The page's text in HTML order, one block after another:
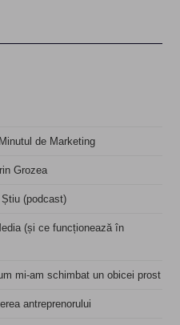
de Marketing
Grozea
(podcast)
(și ce funcționează în
mi-am schimbat un obicei prost
antreprenorului